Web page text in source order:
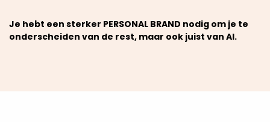
Je hebt een sterker PERSONAL BRAND nodig om je te
onderscheiden van de rest, maar ook juist van AI.